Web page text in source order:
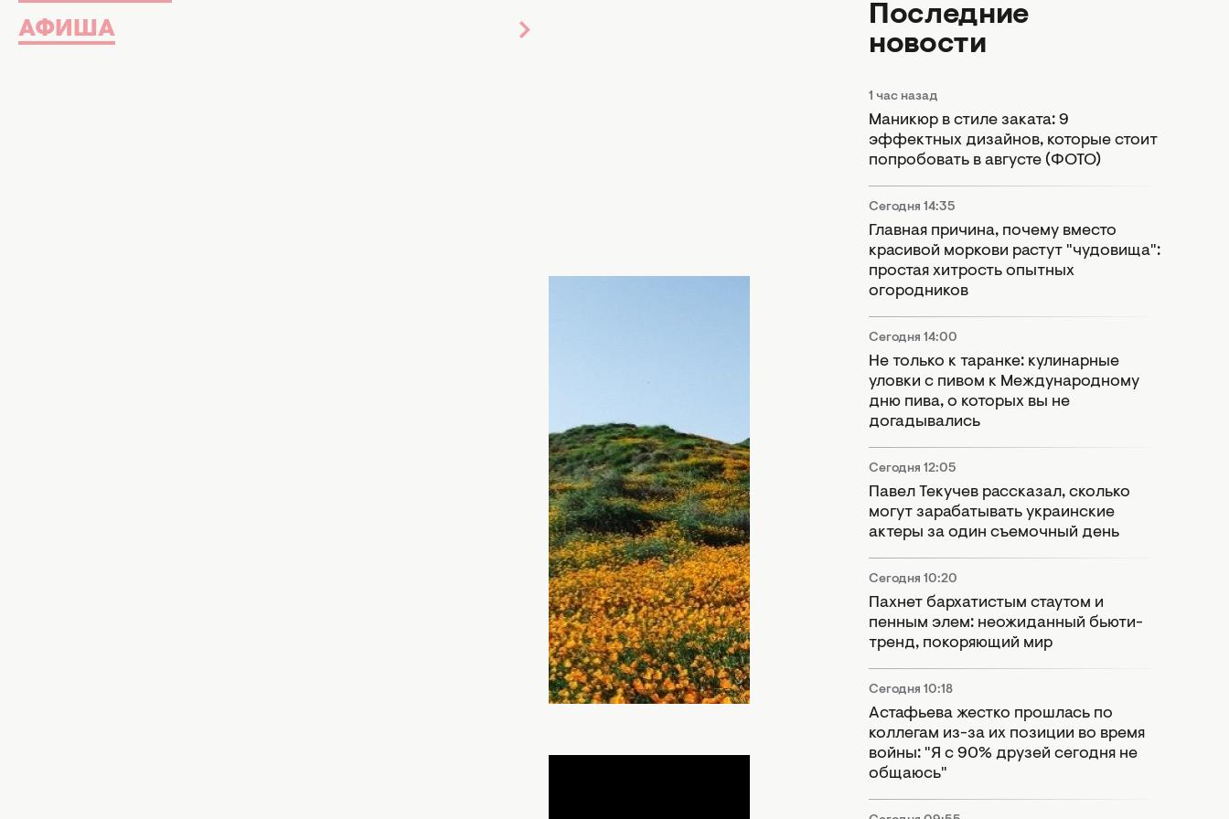
АФИША
Текущая неделя с 24 — 30 июля подвержена негативному влиянию растущей
луны, что значит ощутимое воздействие отрицательных эмоций со стороны
окружающих. Зависть недоброжелателей способна сотворить свое черное
неудачи, неприятности и недомогание. Оградить себя от
чужого негатива в первые семь дней лунных суток помогут цветы. Какие
растения необходимо держать в доме каждому знаку зодиака, расскажет
подробный гороскоп от Все буде добре. Каждый день что-то новое — читай
Смотреть онлайн видео Гороскоп на неделю с 24 по 30 июля: цветы
Последние
новости
1 час назад
Маникюр в стиле заката: 9
эффектных дизайнов, которые стоит
попробовать в августе (ФОТО)
Сегодня 14:35
Главная причина, почему вместо
красивой моркови растут "чудовища":
простая хитрость опытных
огородников
Сегодня 14:00
Не только к таранке: кулинарные
уловки с пивом к Международному
дню пива, о которых вы не
догадывались
Сегодня 12:05
Павел Текучев рассказал, сколько
могут зарабатывать украинские
актеры за один съемочный день
Сегодня 10:20
Пахнет бархатистым стаутом и
пенным элем: неожиданный бьюти-
тренд, покоряющий мир
Сегодня 10:18
Астафьева жестко прошлась по
коллегам из-за их позиции во время
войны: "Я с 90% друзей сегодня не
общаюсь"